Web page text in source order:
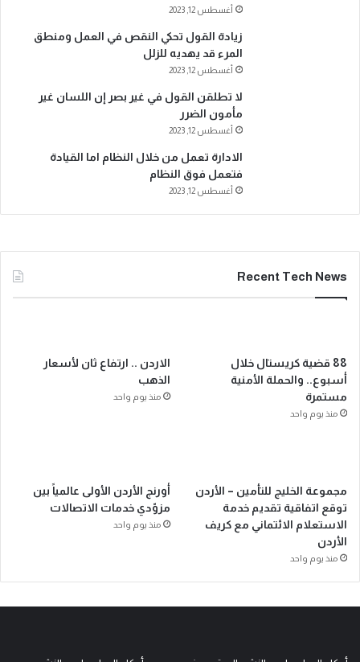
أغسطس 12, 2023
زيادة القول تحكي النقص في العمل ومنطق
المرء قد يهديه للزلل
أغسطس 12, 2023
لا تطلقن القول في غير بصر إن اللسان غير
مأمون الضرر
أغسطس 12, 2023
الادارة تعمل من خلال النظام اما القيادة
فتعمل فوق النظام
أغسطس 12, 2023
Recent Tech News
88 قضية كريستال خلال
أسبوع.. والحملة الأمنية
مستمرة
منذ يوم واحد
الاردن .. ارتفاع ثان لأسعار
الذهب
منذ يوم واحد
مجموعة الخليج للتأمين – الأردن
توقع اتفاقية تقديم خدمة
الاستعلام الائتماني مع كريف
الأردن
منذ يوم واحد
أورنج الأردن الأولى عالمياً بين
مزوّدي خدمات الاتصالات
منذ يوم واحد